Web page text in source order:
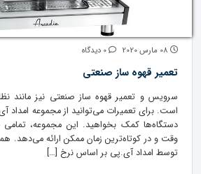
تعمیر قهوه ساز صنعتی
سرویس و تعمیر قهوه ساز صنعتی نیز مانند
است. برای تعمیرات می‌توانید از مجموعه امداد
دستگاه‌ها کمک بخواهید. این مجموعه،
وقت و در کوتاه‌ترین زمان ممکن ارائه می‌دهد.
توسط امداد آی.پی بر اساس نرخ […]